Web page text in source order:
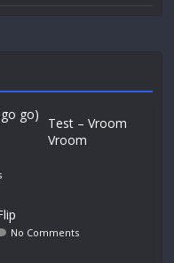
Test – Vroom
Vroom
No Comments